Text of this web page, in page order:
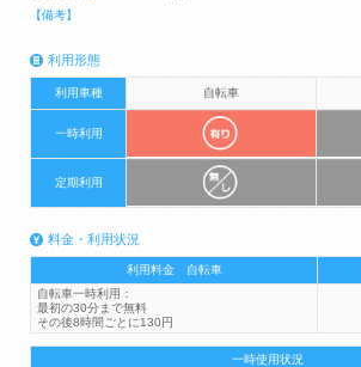
【備考】
利用形態
利用車種 自転車
一時利用
定期利用
料金・利用状況
利用料金 自転車
自転車一時利用：
最初の30分まで無料
その後8時間ごとに130円
一時使用状況